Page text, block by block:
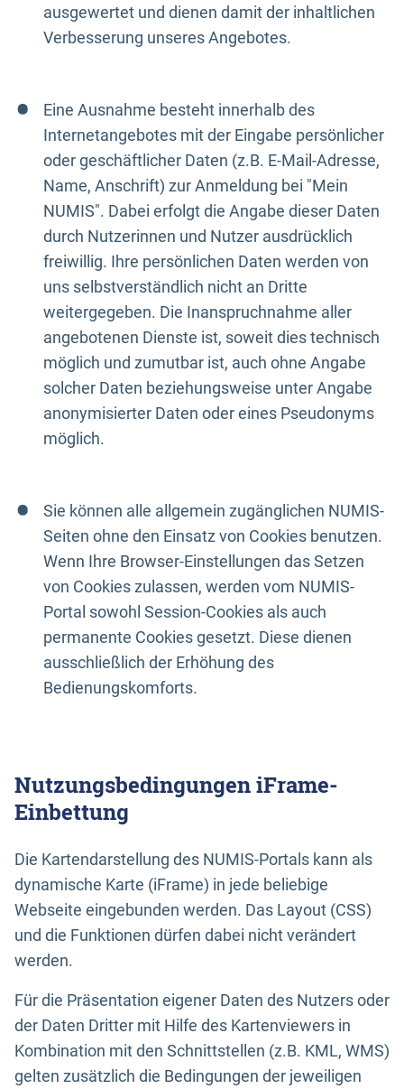
ausgewertet und dienen damit der inhaltlichen
Verbesserung unseres Angebotes.
Eine Ausnahme besteht innerhalb des
Internetangebotes mit der Eingabe persönlicher
oder geschäftlicher Daten (z.B. E-Mail-Adresse,
Name, Anschrift) zur Anmeldung bei "Mein
NUMIS". Dabei erfolgt die Angabe dieser Daten
durch Nutzerinnen und Nutzer ausdrücklich
freiwillig. Ihre persönlichen Daten werden von
uns selbstverständlich nicht an Dritte
weitergegeben. Die Inanspruchnahme aller
angebotenen Dienste ist, soweit dies technisch
möglich und zumutbar ist, auch ohne Angabe
solcher Daten beziehungsweise unter Angabe
anonymisierter Daten oder eines Pseudonyms
möglich.
Sie können alle allgemein zugänglichen NUMIS-
Seiten ohne den Einsatz von Cookies benutzen.
Wenn Ihre Browser-Einstellungen das Setzen
von Cookies zulassen, werden vom NUMIS-
Portal sowohl Session-Cookies als auch
permanente Cookies gesetzt. Diese dienen
ausschließlich der Erhöhung des
Bedienungskomforts.
Nutzungsbedingungen iFrame-
Einbettung
Die Kartendarstellung des NUMIS-Portals kann als
dynamische Karte (iFrame) in jede beliebige
Webseite eingebunden werden. Das Layout (CSS)
und die Funktionen dürfen dabei nicht verändert
werden.
Für die Präsentation eigener Daten des Nutzers oder
der Daten Dritter mit Hilfe des Kartenviewers in
Kombination mit den Schnittstellen (z.B. KML, WMS)
gelten zusätzlich die Bedingungen der jeweiligen